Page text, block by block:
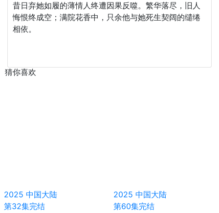
昔日弃她如履的薄情人终遭因果反噬。繁华落尽，旧人
悔恨终成空；满院花香中，只余他与她死生契阔的缱绻
相依。
猜你喜欢
2025 中国大陆
第32集完结
2025 中国大陆
第60集完结